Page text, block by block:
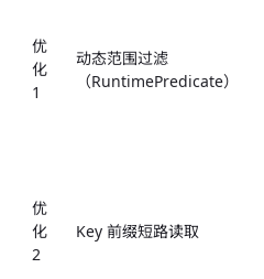
优
化
1
动态范围过滤
（RuntimePredicate）
优
化
2
Key 前缀短路读取